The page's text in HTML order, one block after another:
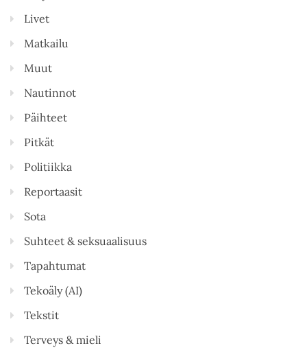
Livet
Matkailu
Muut
Nautinnot
Päihteet
Pitkät
Politiikka
Reportaasit
Sota
Suhteet & seksuaalisuus
Tapahtumat
Tekoäly (AI)
Tekstit
Terveys & mieli